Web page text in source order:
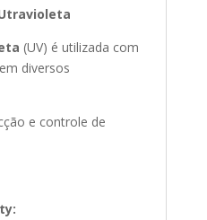
(UV) é utilizada com
diversos
e controle de